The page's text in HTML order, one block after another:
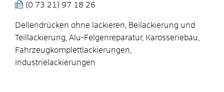
(0 73 21) 97 18 26
Dellendrücken ohne lackieren, Beilackierung und
Teillackierung, Alu-Felgenreparatur, Karosseriebau,
Fahrzeugkomplettlackierungen,
Industrielackierungen